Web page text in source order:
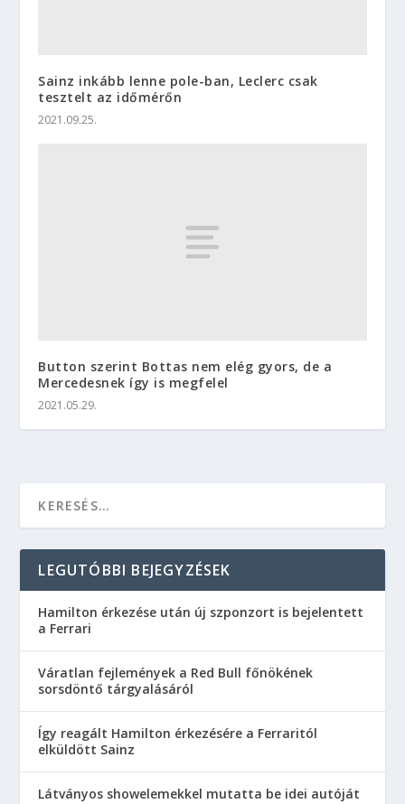
Sainz inkább lenne pole-ban, Leclerc csak
tesztelt az időmérőn
2021.09.25.
Button szerint Bottas nem elég gyors, de a
Mercedesnek így is megfelel
2021.05.29.
LEGUTÓBBI BEJEGYZÉSEK
Hamilton érkezése után új szponzort is bejelentett
a Ferrari
Váratlan fejlemények a Red Bull főnökének
sorsdöntő tárgyalásáról
Így reagált Hamilton érkezésére a Ferraritól
elküldött Sainz
Látványos showelemekkel mutatta be idei autóját